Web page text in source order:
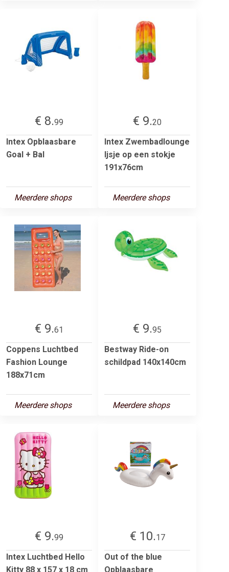
€ 8.99
Intex Opblaasbare
Goal + Bal
Meerdere shops
€ 9.20
Intex Zwembadlounge
Ijsje op een stokje
191x76cm
Meerdere shops
€ 9.61
Coppens Luchtbed
Fashion Lounge
188x71cm
Meerdere shops
€ 9.95
Bestway Ride-on
schildpad 140x140cm
Meerdere shops
€ 9.99
Intex Luchtbed Hello
Kitty 88 x 157 x 18 cm
€ 10.17
Out of the blue
Opblaasbare